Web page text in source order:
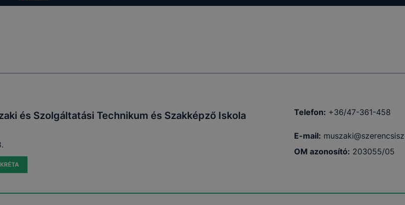
és Szolgáltatási Technikum és Szakképző Iskola
KRÉTA
Telefon: +36/47-361-458
E-mail:
OM azonosító: 203055/05